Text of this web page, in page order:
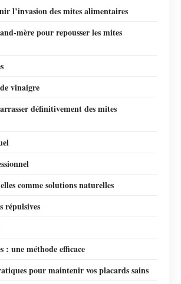
l’invasion des mites alimentaires
mère pour repousser les mites
vinaigre
définitivement des mites
comme solutions naturelles
répulsives
: une méthode efficace
pour maintenir vos placards sains